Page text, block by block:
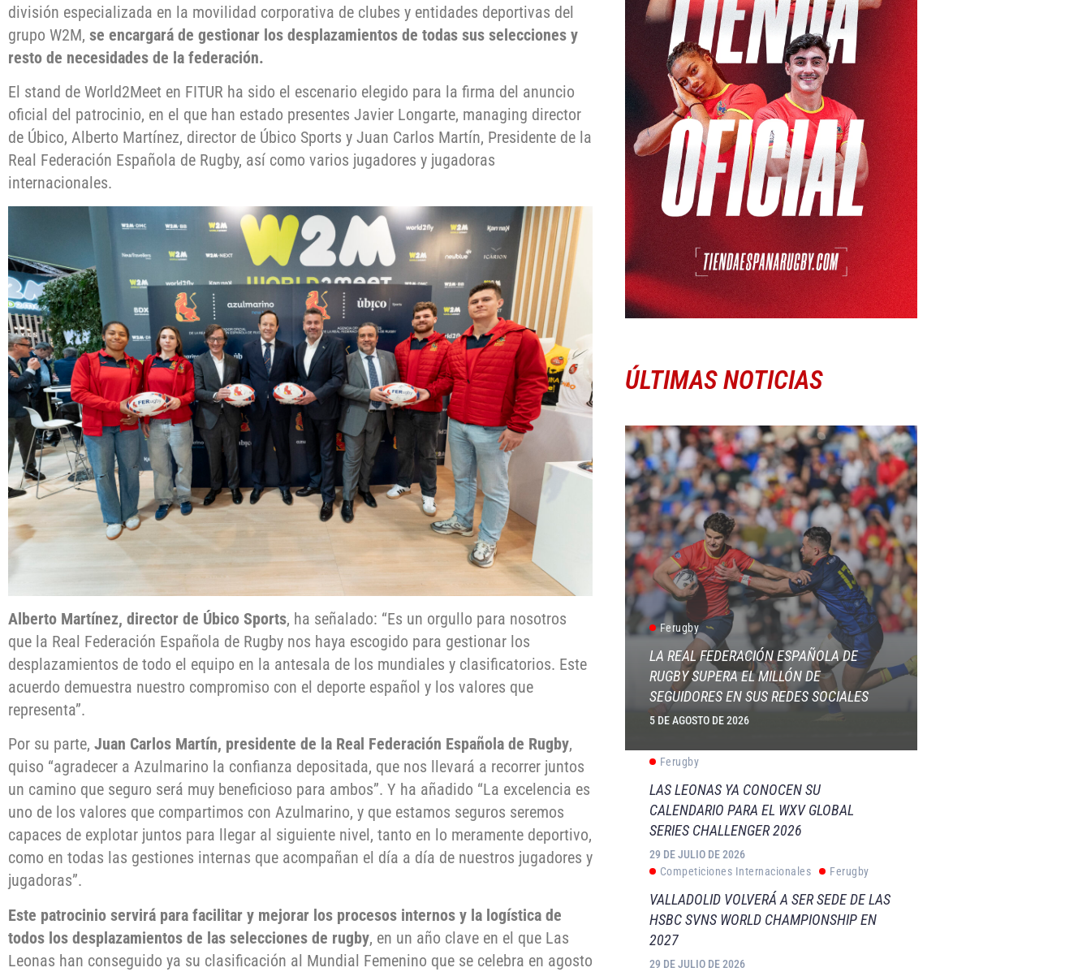
división especializada en la movilidad corporativa de clubes y entidades deportivas del
grupo W2M, se encargará de gestionar los desplazamientos de todas sus selecciones y
resto de necesidades de la federación.
El stand de World2Meet en FITUR ha sido el escenario elegido para la firma del anuncio
oficial del patrocinio, en el que han estado presentes Javier Longarte, managing director
de Úbico, Alberto Martínez, director de Úbico Sports y Juan Carlos Martín, Presidente de la
Real Federación Española de Rugby, así como varios jugadores y jugadoras
internacionales.
Alberto Martínez, director de Úbico Sports, ha señalado: “Es un orgullo para nosotros
que la Real Federación Española de Rugby nos haya escogido para gestionar los
desplazamientos de todo el equipo en la antesala de los mundiales y clasificatorios. Este
acuerdo demuestra nuestro compromiso con el deporte español y los valores que
representa”.
Por su parte, Juan Carlos Martín, presidente de la Real Federación Española de Rugby,
quiso “agradecer a Azulmarino la confianza depositada, que nos llevará a recorrer juntos
un camino que seguro será muy beneficioso para ambos”. Y ha añadido “La excelencia es
uno de los valores que compartimos con Azulmarino, y que estamos seguros seremos
capaces de explotar juntos para llegar al siguiente nivel, tanto en lo meramente deportivo,
como en todas las gestiones internas que acompañan el día a día de nuestros jugadores y
jugadoras”.
Este patrocinio servirá para facilitar y mejorar los procesos internos y la logística de
todos los desplazamientos de las selecciones de rugby, en un año clave en el que Las
Leonas han conseguido ya su clasificación al Mundial Femenino que se celebra en agosto
ÚLTIMAS NOTICIAS
Ferugby
LA REAL FEDERACIÓN ESPAÑOLA DE
RUGBY SUPERA EL MILLÓN DE
SEGUIDORES EN SUS REDES SOCIALES
5 DE AGOSTO DE 2026
Ferugby
LAS LEONAS YA CONOCEN SU
CALENDARIO PARA EL WXV GLOBAL
SERIES CHALLENGER 2026
29 DE JULIO DE 2026
Competiciones Internacionales
Ferugby
VALLADOLID VOLVERÁ A SER SEDE DE LAS
HSBC SVNS WORLD CHAMPIONSHIP EN
2027
29 DE JULIO DE 2026